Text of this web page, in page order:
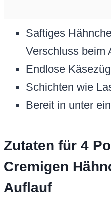
Saftiges
Verschluss beim
Endlose
Schichten wie
Bereit in unter
Zutaten für 4
Cremigen
Auflauf